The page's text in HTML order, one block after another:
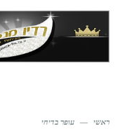
ראשי — עופר בדיחי